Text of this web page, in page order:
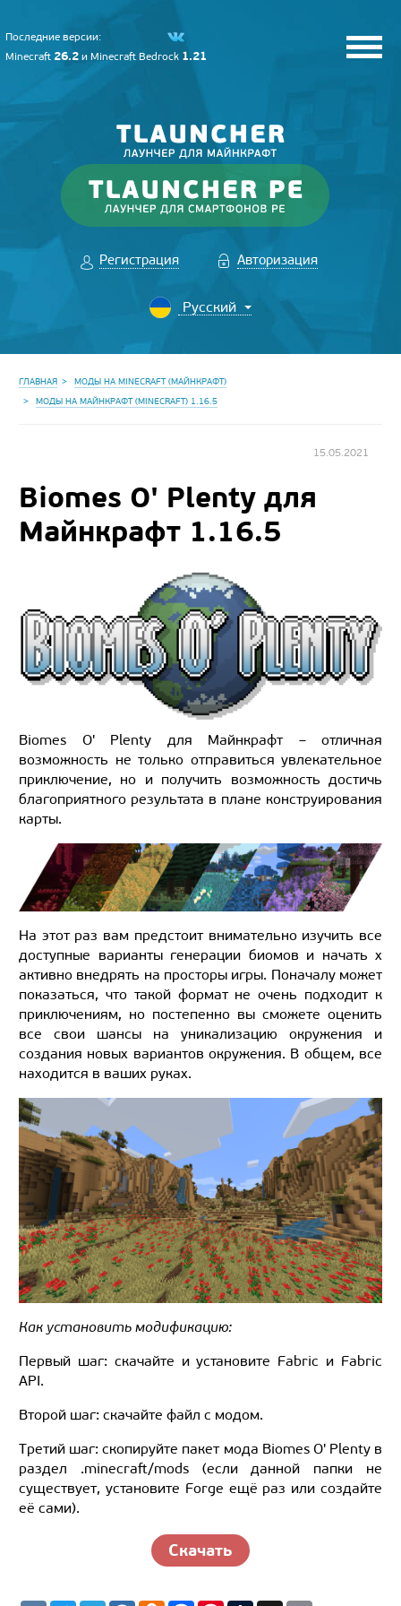
Последние версии:
Minecraft 26.2 и Minecraft Bedrock 1.21
Регистрация Авторизация
ГЛАВНАЯ
МОДЫ НА MINECRAFT (МАЙНКРАФТ)
МОДЫ НА МАЙНКРАФТ (MINECRAFT) 1.16.5
15.05.2021
Biomes O' Plenty для
Майнкрафт 1.16.5
Biomes O' Plenty для Майнкрафт – отличная
возможность не только отправиться увлекательное
приключение, но и получить возможность достичь
благоприятного результата в плане конструирования
карты.
На этот раз вам предстоит внимательно изучить все
доступные варианты генерации биомов и начать х
активно внедрять на просторы игры. Поначалу может
показаться, что такой формат не очень подходит к
приключениям, но постепенно вы сможете оценить
все свои шансы на уникализацию окружения и
создания новых вариантов окружения. В общем, все
находится в ваших руках.
Как установить модификацию:
Первый шаг: скачайте и установите Fabric и Fabric
API.
Второй шаг: скачайте файл с модом.
Третий шаг: скопируйте пакет мода Biomes O' Plenty в
раздел .minecraft/mods (если данной папки не
существует, установите Forge ещё раз или создайте
её сами).
Скачать